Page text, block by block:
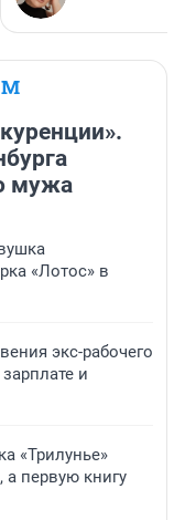
мужа
«Лотос» в
экс-рабочего
и
«Трилунье»
а первую книгу